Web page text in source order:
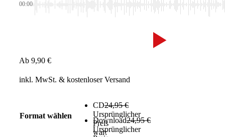
00:00
Ab 9,90 €
inkl. MwSt. & kostenloser Versand
Format wählen
CD24,95€
Ursprünglicher
Preis
war:
Download24,95€
Ursprünglicher